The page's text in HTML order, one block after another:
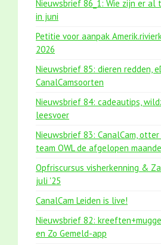
Nieuwsbrief 86_1: Wie zijn er
in juni
Petitie voor aanpak
2026
Nieuwsbrief 85: dieren redden,
CanalCamsoorten
Nieuwsbrief 84: cadeautips,
leesvoer
Nieuwsbrief 83: CanalCam,
team OWL de afgelopen
Opfriscursus visherkenning &
juli '25
CanalCam Leiden is live!
Nieuwsbrief 82:
en Zo Gemeld-app